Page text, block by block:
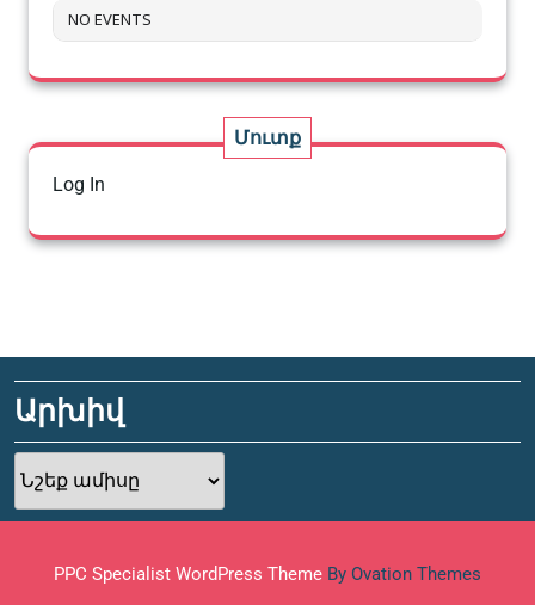
NO EVENTS
Մուտք
Log In
Արխիվ
PPC Specialist WordPress Theme By Ovation Themes